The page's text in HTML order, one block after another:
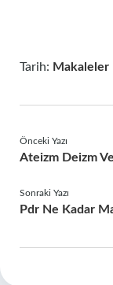
Tarih: Makaleler
Önceki Yazı
Ateizm Deizm
Sonraki Yazı
Pdr Ne Kadar